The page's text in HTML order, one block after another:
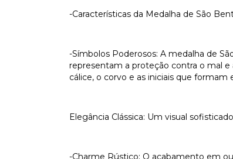
-Características da Medalha de São
-Símbolos Poderosos: A medalha de
representam a proteção contra o mal e
cálice, o corvo e as iniciais que
Elegância Clássica: Um visual
-Charme Rústico: O acabamento em